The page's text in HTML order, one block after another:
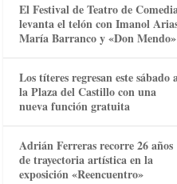
El Festival de Teatro de
levanta el telón con Imanol
María Barranco y «Don Mendo»
Los títeres regresan este sábado
la Plaza del Castillo con una
nueva función gratuita
Adrián Ferreras recorre 26 años
de trayectoria artística en la
exposición «Reencuentro»